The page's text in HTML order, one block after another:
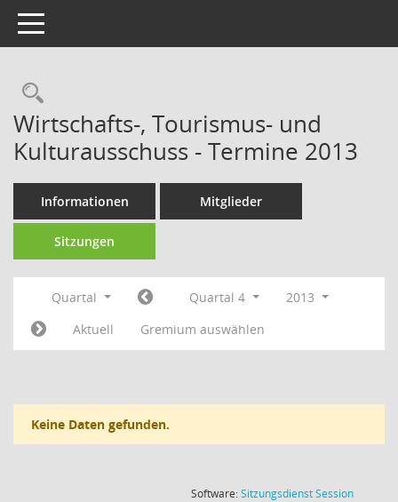
Toggle navigation
Rechercheauswahl
Wirtschafts-, Tourismus- und
Kulturausschuss - Termine 2013
Informationen Mitglieder
Sitzungen
Quartal Quartal 4
2013
Aktuell
Gremium auswählen
Keine Daten gefunden.
Software:SitzungsdienstSession(Wird in